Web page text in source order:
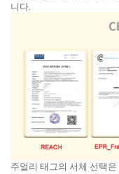
니다.
주얼리 태그의 서체 선택